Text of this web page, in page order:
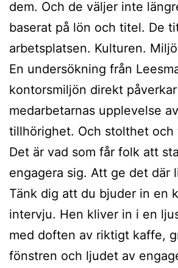
dem. Och de väljer inte
baserat på lön och titel. De
arbetsplatsen. Kulturen.
En undersökning från
kontorsmiljön direkt påverkar
medarbetarnas upplevelse
tillhörighet. Och stolthet och
Det är vad som får folk att
engagera sig. Att ge det där
Tänk dig att du bjuder in en
intervju. Hen kliver in i en
med doften av riktigt kaffe,
fönstren och ljudet av